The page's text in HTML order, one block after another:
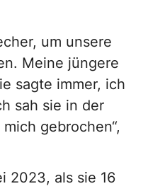
um unsere
Meine jüngere
sagte immer, ich
sah sie in der
gebrochen“,
2023, als sie 16